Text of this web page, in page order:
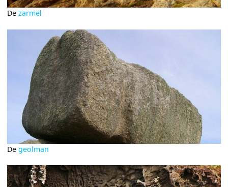
Dezarmel
Degeolman